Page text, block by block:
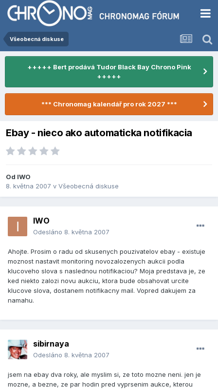
Všeobecná diskuse
+++++ Bert prodává Tudor Black Bay Chrono Pink
+++++
*** Chronomag kalendář pro rok 2027 ***
Ebay - nieco ako automaticka notifikacia
Od IWO
8. května 2007 v Všeobecná diskuse
IWO
Odesláno 8. května 2007
Ahojte. Prosim o radu od skusenych pouzivatelov ebay - existuje
moznost nastavit monitoring novozalozenych aukcii podla
klucoveho slova s naslednou notifikaciou? Moja predstava je, ze
ked niekto zalozi novu aukciu, ktora bude obsahovat urcite
klucove slova, dostanem notifikacny mail. Vopred dakujem za
namahu.
sibirnaya
Odesláno 8. května 2007
jsem na ebay dva roky, ale myslim si, ze toto mozne neni. jen je
mozne, a bezne, ze par hodin pred vyprsenim aukce, kterou